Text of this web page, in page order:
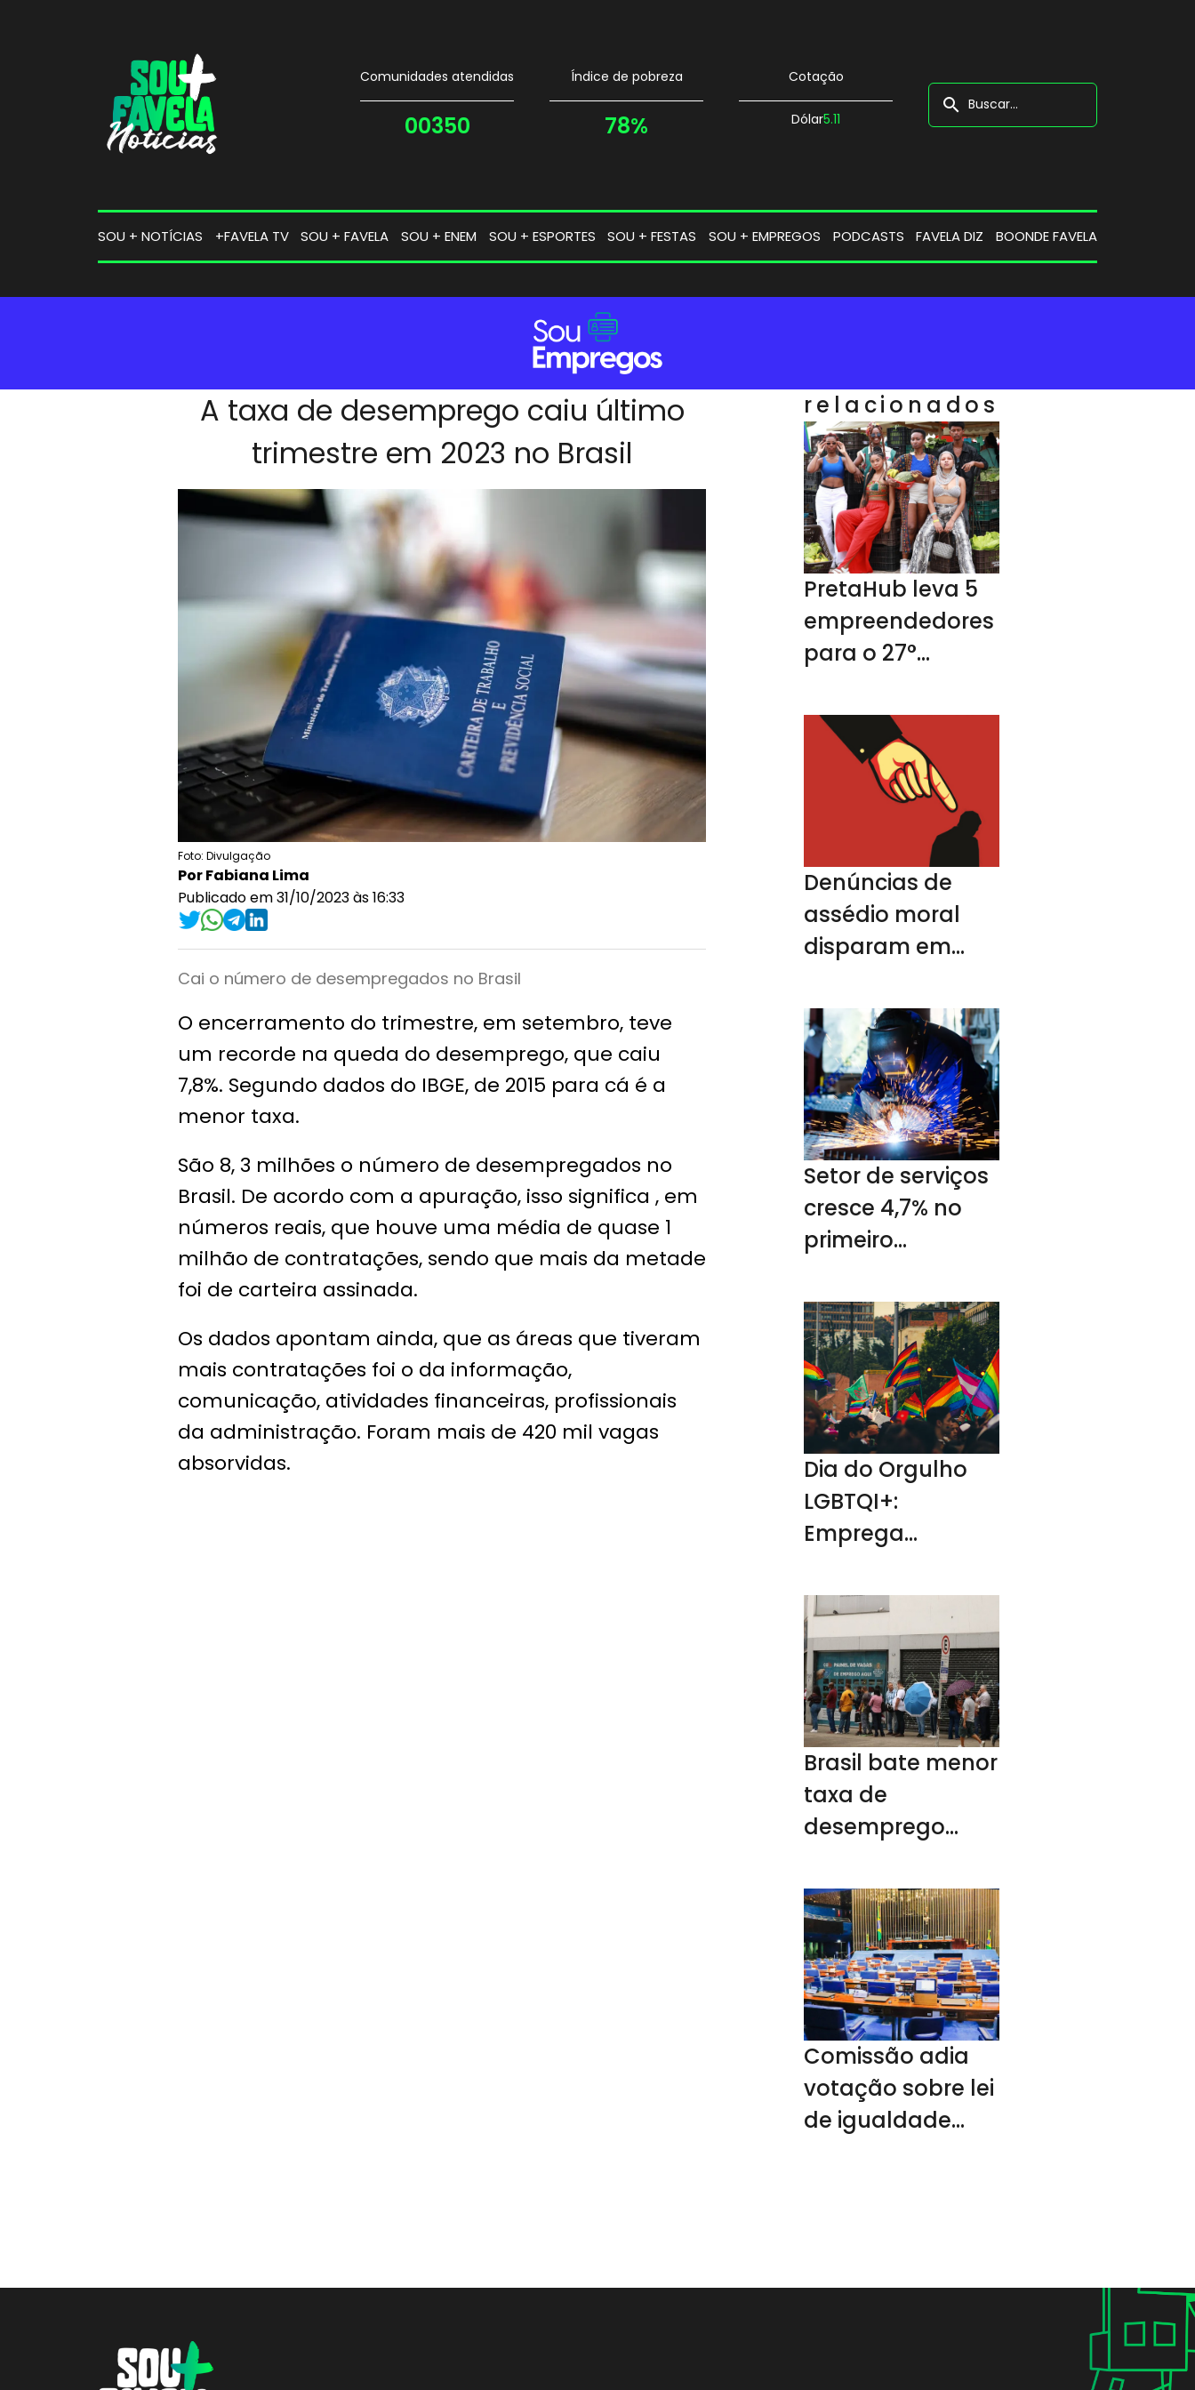
Comunidades atendidas
00350
Índice de pobreza
78%
Cotação
Dólar5.11
search
SOU + NOTÍCIAS +FAVELA TV SOU + FAVELA SOU + ENEM SOU + ESPORTES SOU + FESTAS SOU + EMPREGOS PODCASTS FAVELA DIZ BOONDE FAVELA
A taxa de desemprego caiu último
trimestre em 2023 no Brasil
Foto: Divulgação
Por Fabiana Lima
Publicado em 31/10/2023 às 16:33
Cai o número de desempregados no Brasil
O encerramento do trimestre, em setembro, teve
um recorde na queda do desemprego, que caiu
7,8%. Segundo dados do IBGE, de 2015 para cá é a
menor taxa.
São 8, 3 milhões o número de desempregados no
Brasil. De acordo com a apuração, isso significa , em
números reais, que houve uma média de quase 1
milhão de contratações, sendo que mais da metade
foi de carteira assinada.
Os dados apontam ainda, que as áreas que tiveram
mais contratações foi o da informação,
comunicação, atividades financeiras, profissionais
da administração. Foram mais de 420 mil vagas
absorvidas.
relacionados
PretaHub leva 5
empreendedores
para o 27°
Álvarez na
Colômbia
Denúncias de
assédio moral
disparam em
Setor de serviços
cresce 4,7% no
primeiro
Dia do Orgulho
LGBTQI+:
Emprega
realiza ação de
inclusão no
pavilhão social
do G10 Favelas
Brasil bate menor
taxa de
desemprego
Comissão adia
votação sobre lei
de igualdade